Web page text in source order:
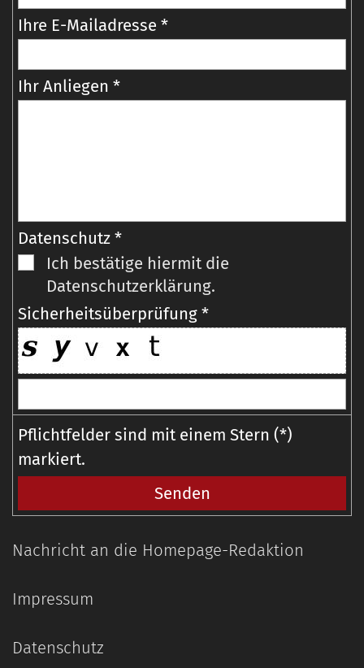
Ihre E-Mailadresse *
Ihr Anliegen *
Datenschutz *
Ich bestätige hiermit die
Datenschutzerklärung.
Sicherheitsüberprüfung *
Pflichtfelder sind mit einem Stern (*)
markiert.
Nachricht an die Homepage-Redaktion
Impressum
Datenschutz